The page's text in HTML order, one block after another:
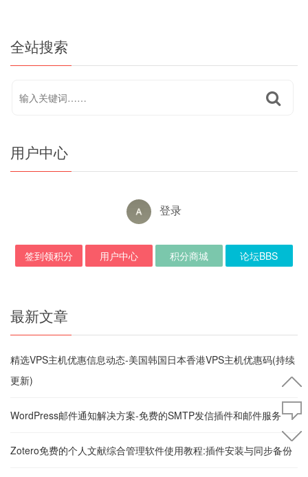
全站搜索
用户中心
登录
签到领积分 用户中心 积分商城 论坛BBS
最新文章
精选VPS主机优惠信息动态-美国韩国日本香港VPS主机优惠码(持续
更新)
WordPress邮件通知解决方案-免费的SMTP发信插件和邮件服务
Zotero免费的个人文献综合管理软件使用教程:插件安装与同步备份